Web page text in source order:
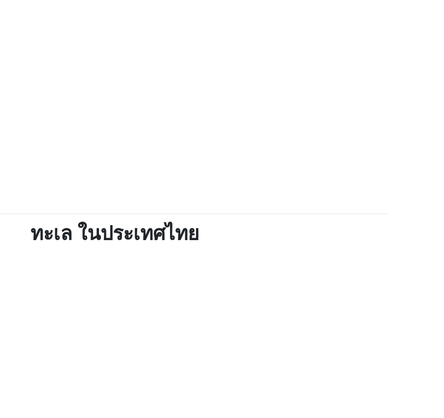
ทะเล ในประเทศไทย